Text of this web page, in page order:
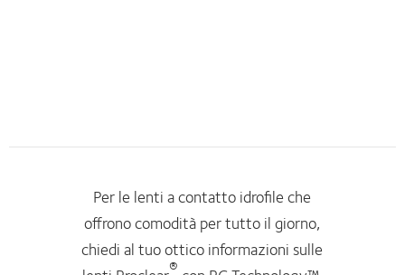
Per le lenti a contatto idrofile che
offrono comodità per tutto il giorno,
chiedi al tuo ottico informazioni sulle
®